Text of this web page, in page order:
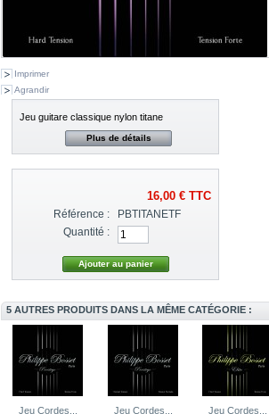
Imprimer
Agrandir
Jeu guitare classique nylon titane
Plus de détails
16,00 €TTC
Référence :
PBTITANETF
Quantité :
5 AUTRES PRODUITS DANS LA MÊME CATÉGORIE :
Jeu Cordes... Jeu Cordes... Jeu Cordes...